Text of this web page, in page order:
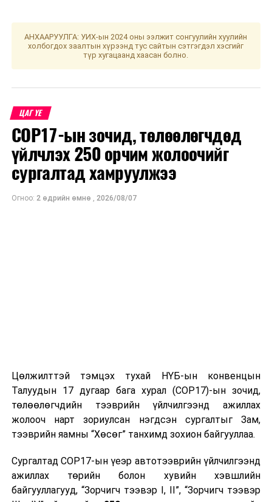
Музей Цагийн хуваарь Утас
1.
Монголын
Өдөр бүр 09:00-
70110913
2.
Чингис хаан
үндэсний
музей
Даваа-Ням гарагт
09:00-17:00
Үзвэрийн сүүлийн
цаг 16:30
70212222
70217777
өдрүүдэд 10:00-
17:00
Үзвэрийн сүүлийн
цаг 16:15
6.
Театрын
музей
Өдөр бүр 09:30-
17:00
311320
АНХААРУУЛГА: УИХ-ын 2024 оны ээлжит сонгуулийн хуулийн
холбогдох заалтын хүрээнд тус сайтын сэтгэгдэл хэсгийг
түр хугацаанд хаасан болно.
ЦАГ ҮЕ
COP17-ын зочид, төлөөлөгчдөд
үйлчлэх 250 орчим жолоочийг
сургалтад хамруулжээ
Огноо: 2 өдрийн өмнө , 2026/08/07
Цөлжилттэй тэмцэх тухай НҮБ-ын конвенцын
Талуудын 17 дугаар бага хурал (COP17)-ын зочид,
төлөөлөгчдийн тээврийн үйлчилгээнд ажиллах
жолооч нарт зориулсан нэгдсэн сургалтыг Зам,
тээврийн яамны “Хөсөг” танхимд зохион байгууллаа.
Сургалтад COP17-ын үеэр автотээврийн үйлчилгээнд
ажиллах төрийн болон хувийн хэвшлийн
байгууллагууд, “Зорчигч тээвэр I, II”, “Зорчигч тээвэр